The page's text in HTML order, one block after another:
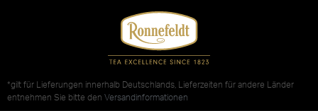
*gilt für Lieferungen innerhalb Deutschlands, Lieferzeiten für andere Länder
entnehmen Sie bitte den Versandinformationen